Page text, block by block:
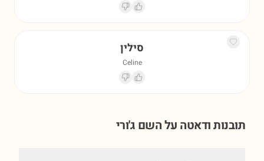
סילין
Celine
תובנות ודאטה על השם ג'ורי